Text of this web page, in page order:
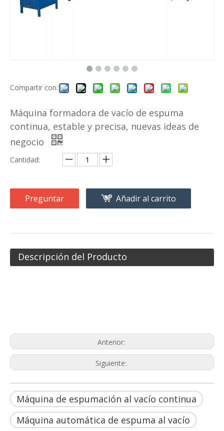
Compartir con:
Máquina formadora de vacío de espuma
continua, estable y precisa, nuevas ideas de
negocio
Cantidad:
Preguntar Añadir al carrito
Descripción del Producto
Anterior:
Siguiente:
Máquina de espumación al vacío continua
Máquina automática de espuma al vacío